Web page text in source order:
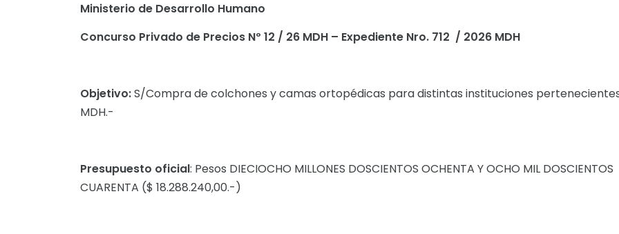
Ministerio de Desarrollo Humano
Concurso Privado de Precios Nº 12 / 26 MDH – Expediente Nro. 712 / 2026 MDH
Objetivo:S/Compra de colchones y camas ortopédicas para distintas instituciones
MDH.-
Presupuesto oficial: Pesos DIECIOCHO MILLONES DOSCIENTOS OCHENTA Y OCHO MIL DOSCIENTOS
CUARENTA ($ 18.288.240,00.-)